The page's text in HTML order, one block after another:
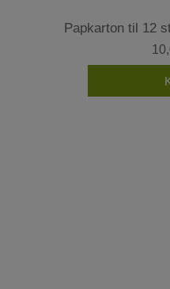
Papkarton til 12